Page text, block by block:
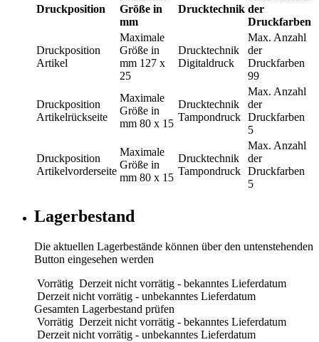
Druckposition
Größe in
mm
Drucktechnik der
Druckfarben
Druckposition
Artikel
Maximale
Größe in
mm 127 x
25
Drucktechnik
Digitaldruck
Max. Anzahl
der
Druckfarben
99
Druckposition
Artikelrückseite
Maximale
Größe in
mm 80 x 15
Drucktechnik
Tampondruck
Max. Anzahl
der
Druckfarben
5
Druckposition
Artikelvorderseite
Maximale
Größe in
mm 80 x 15
Drucktechnik
Tampondruck
Max. Anzahl
der
Druckfarben
5
Lagerbestand
Die aktuellen Lagerbestände können über den untenstehenden
Button eingesehen werden
Vorrätig Derzeit nicht vorrätig - bekanntes Lieferdatum
Derzeit nicht vorrätig - unbekanntes Lieferdatum
Gesamten Lagerbestand prüfen
Vorrätig Derzeit nicht vorrätig - bekanntes Lieferdatum
Derzeit nicht vorrätig - unbekanntes Lieferdatum